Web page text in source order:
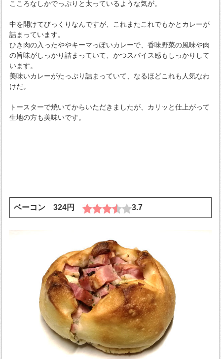
こころなしかでっぷりと太っているような気が。
中を開けてびっくりなんですが、これまたこれでもかとカレーが
詰まっています。
ひき肉の入ったややキーマっぽいカレーで、香味野菜の風味や肉
の旨味がしっかり詰まっていて、かつスパイス感もしっかりして
います。
美味いカレーがたっぷり詰まっていて、なるほどこれも人気なわ
けだ。
トースターで焼いてからいただきましたが、カリッと仕上がって
生地の方も美味いです。
ベーコン 324円 3.7